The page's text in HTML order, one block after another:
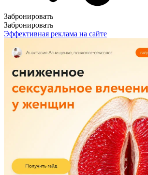
Забронировать
Забронировать
Эффективная реклама на сайте